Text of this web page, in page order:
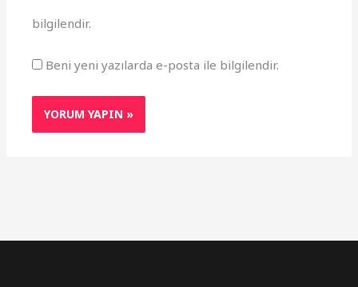
bilgilendir.
Beni yeni yazılarda e-posta ile bilgilendir.